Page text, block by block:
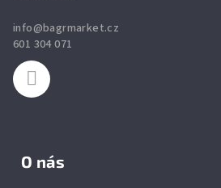
info@bagrmarket.cz
601 304 071
O nás